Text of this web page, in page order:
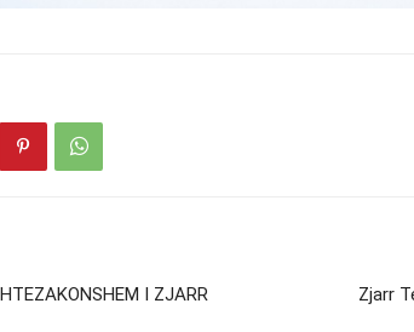
I ZJARR
Zjarr